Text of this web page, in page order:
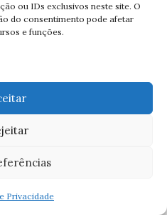
ou IDs exclusivos neste site. O
do consentimento pode afetar
e funções.
Privacidade
(1)